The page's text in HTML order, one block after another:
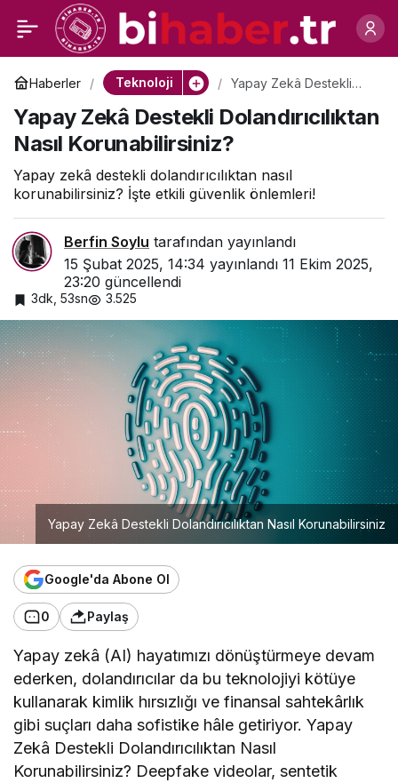
Haberler Teknoloji
Yapay Zekâ Destekli
Korunabilirsiniz?
Yapay Zekâ Destekli Dolandırıcılıktan
Nasıl Korunabilirsiniz?
Yapay zekâ destekli dolandırıcılıktan nasıl
korunabilirsiniz? İşte etkili güvenlik önlemleri!
Berfin Soylu tarafından yayınlandı
15 Şubat 2025, 14:34 yayınlandı 11 Ekim 2025,
23:20 güncellendi
3dk, 53sn 3.525
Yapay Zekâ Destekli Dolandırıcılıktan Nasıl Korunabilirsiniz
Google'da Abone Ol
0 Paylaş
Yapay zekâ (AI) hayatımızı dönüştürmeye devam
ederken, dolandırıcılar da bu teknolojiyi kötüye
kullanarak kimlik hırsızlığı ve finansal sahtekârlık
gibi suçları daha sofistike hâle getiriyor. Yapay
Zekâ Destekli Dolandırıcılıktan Nasıl
Korunabilirsiniz? Deepfake videolar, sentetik
En Çok Kullanılan Link
Kısaltma Siteleri
1 Paylaş